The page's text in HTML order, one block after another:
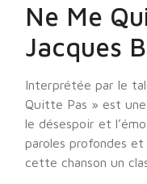
Ne Me
Jacques
Interprétée par le
Quitte Pas » est
le désespoir et
paroles profondes
cette chanson un